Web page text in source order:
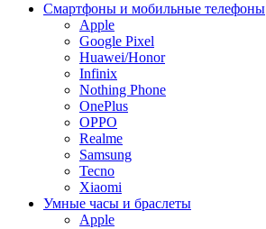
Смартфоны и мобильные телефоны
Apple
Google Pixel
Huawei/Honor
Infinix
Nothing Phone
OnePlus
OPPO
Realme
Samsung
Tecno
Xiaomi
Умные часы и браслеты
Apple